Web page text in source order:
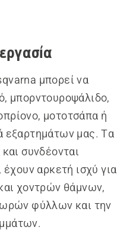
μπορεί να
μπορντουροψάλιδο,
μοτοτσάπα ή
εξαρτημάτων μας. Τα
συνδέονται
αρκετή ισχύ για
χοντρών θάμνων,
φύλλων και την